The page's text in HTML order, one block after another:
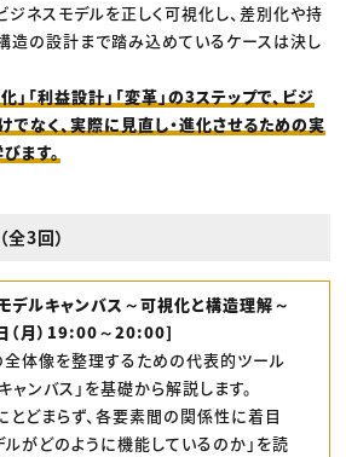
ジネスモデルを正しく可視化し、差別化や持
造の設計まで踏み込めているケースは決し
」「利益設計」「変革」の3ステップで、ビジ
でなく、実際に見直し・進化させるための実
ます。
3回）
デルキャンバス～可視化と構造理解～
月）19:00～20:00]
全体像を整理するための代表的ツール
ャンバス」を基礎から解説します。
どまらず、各要素間の関係性に着目
ルがどのように機能しているのか」を読